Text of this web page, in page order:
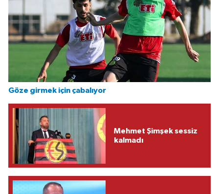
Göze girmek için çabalıyor
Mehmet Şimşek sessiz
kalmadı